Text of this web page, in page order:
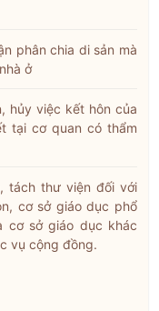
phân chia di sản mà
ở
hủy việc kết hôn của
tại cơ quan có thẩm
tách thư viện đối với
cơ sở giáo dục phổ
cơ sở giáo dục khác
vụ cộng đồng.